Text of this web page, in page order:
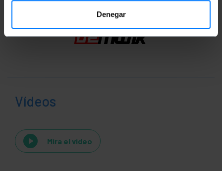
Denegar
Vídeos
Mira el vídeo